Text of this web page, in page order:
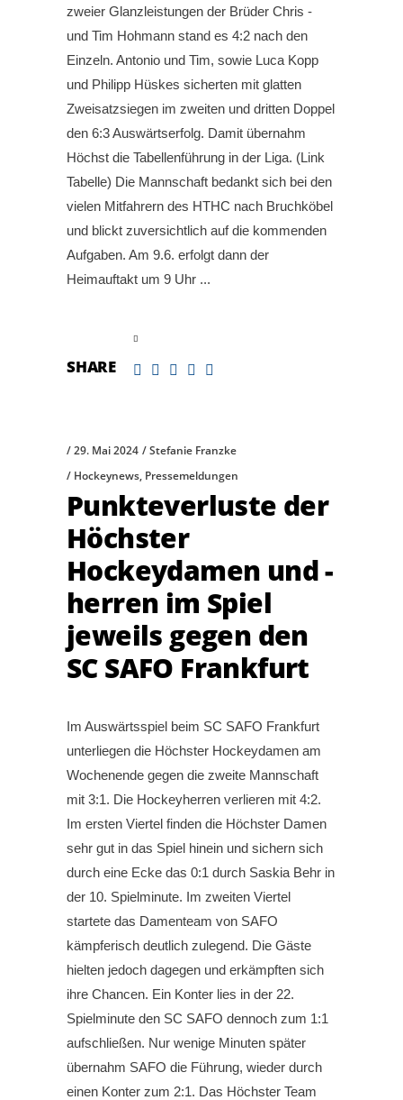
zweier Glanzleistungen der Brüder Chris -
und Tim Hohmann stand es 4:2 nach den
Einzeln. Antonio und Tim, sowie Luca Kopp
und Philipp Hüskes sicherten mit glatten
Zweisatzsiegen im zweiten und dritten Doppel
den 6:3 Auswärtserfolg. Damit übernahm
Höchst die Tabellenführung in der Liga. (Link
Tabelle) Die Mannschaft bedankt sich bei den
vielen Mitfahrern des HTHC nach Bruchköbel
und blickt zuversichtlich auf die kommenden
Aufgaben. Am 9.6. erfolgt dann der
Heimauftakt um 9 Uhr
SHARE
29. Mai 2024
Stefanie Franzke
Hockeynews, Pressemeldungen
Punkteverluste der
Höchster
Hockeydamen und -
herren im Spiel
jeweils gegen den
SC SAFO Frankfurt
Im Auswärtsspiel beim SC SAFO Frankfurt
unterliegen die Höchster Hockeydamen am
Wochenende gegen die zweite Mannschaft
mit 3:1. Die Hockeyherren verlieren mit 4:2.
Im ersten Viertel finden die Höchster Damen
sehr gut in das Spiel hinein und sichern sich
durch eine Ecke das 0:1 durch Saskia Behr in
der 10. Spielminute. Im zweiten Viertel
startete das Damenteam von SAFO
kämpferisch deutlich zulegend. Die Gäste
hielten jedoch dagegen und erkämpften sich
ihre Chancen. Ein Konter lies in der 22.
Spielminute den SC SAFO dennoch zum 1:1
aufschließen. Nur wenige Minuten später
übernahm SAFO die Führung, wieder durch
einen Konter zum 2:1. Das Höchster Team